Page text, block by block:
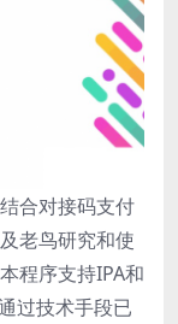
合对接码支付
老鸟研究和使
程序支持IPA和
过技术手段已